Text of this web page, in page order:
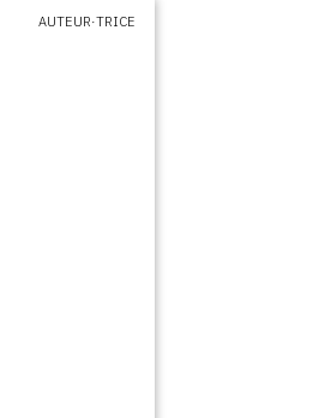
AUTEUR·TRICE